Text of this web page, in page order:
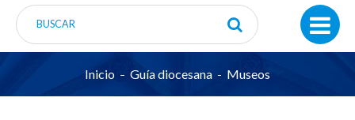
Inicio Guía diocesana Museos